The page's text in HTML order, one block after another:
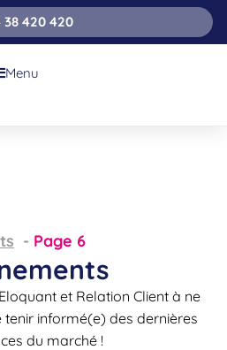
38 420 420
Menu
Page 6
et Relation Client à ne
informé(e) des dernières
du marché !